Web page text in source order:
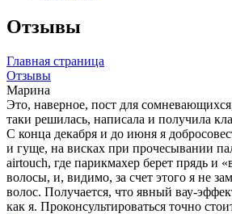
Отзывы
Главная страница
Отзывы
Марина
Это, наверное, пост для
таки решилась, написала и получила
С конца декабря и до июня я
и гуще, на висках при прочесывании
airtouch, где парикмахер берет прядь и
волосы, и, видимо, за счет этого я не
волос. Получается, что явный вау-
как я. Проконсультироваться точно